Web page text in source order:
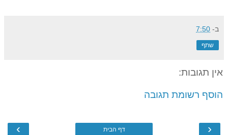
ב- 7:50
שתף
אין תגובות:
הוסף רשומת תגובה
‹
› דף הבית